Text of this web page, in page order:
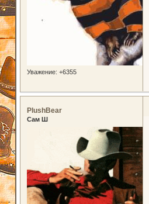
Уважение: +6355
PlushBear
Сам Ш